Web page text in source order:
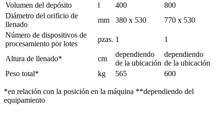
Volumen del depósito
l 400
800
Diámetro del orificio de
llenado
mm 380 x 530
770 x 530
Número de dispositivos de
procesamiento por lotes
pzas. 1 1
Altura de llenado* cm
dependiendo
de la ubicación
dependiendo
de la ubicación
Peso total*
kg 565 600
*en relación con la posición en la máquina **dependiendo del
equipamiento